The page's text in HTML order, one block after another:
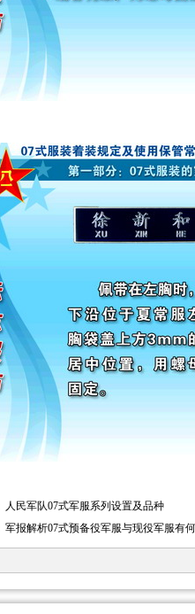
人民军队07式军服系列设置及品种
军报解析07式预备役军服与现役军服有